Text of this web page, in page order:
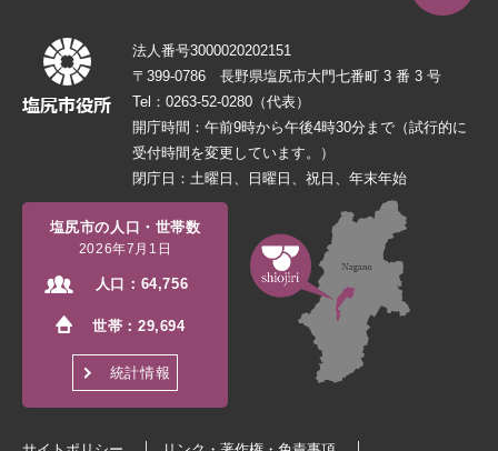
法人番号3000020202151
〒399-0786 長野県塩尻市大門七番町 3 番 3 号
Tel：0263-52-0280（代表）
開庁時間：午前9時から午後4時30分まで（試行的に
受付時間を変更しています。）
閉庁日：土曜日、日曜日、祝日、年末年始
塩尻市の人口・世帯数
2026年7月1日
人口： 64,756
世帯：29,694
統計情報